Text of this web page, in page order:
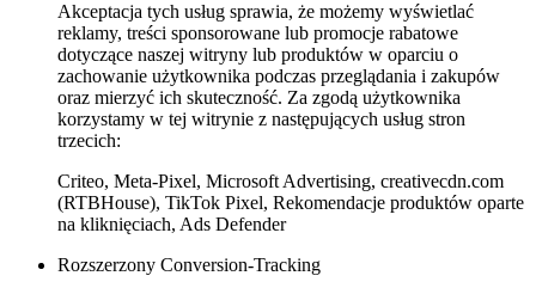
Akceptacja tych usług sprawia, że możemy wyświetlać
reklamy, treści sponsorowane lub promocje rabatowe
dotyczące naszej witryny lub produktów w oparciu o
zachowanie użytkownika podczas przeglądania i zakupów
oraz mierzyć ich skuteczność. Za zgodą użytkownika
korzystamy w tej witrynie z następujących usług stron
trzecich:
Criteo, Meta-Pixel, Microsoft Advertising, creativecdn.com
(RTBHouse), TikTok Pixel, Rekomendacje produktów oparte
na kliknięciach, Ads Defender
Rozszerzony Conversion-Tracking